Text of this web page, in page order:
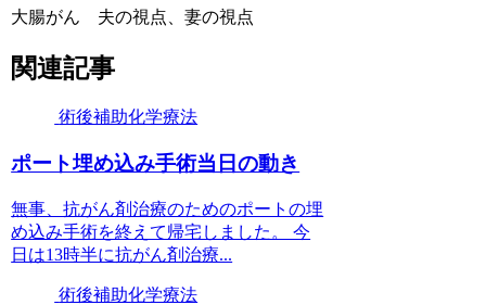
大腸がん 夫の視点、妻の視点
関連記事
術後補助化学療法
ポート埋め込み手術当日の動き
無事、抗がん剤治療のためのポートの埋
め込み手術を終えて帰宅しました。 今
日は13時半に抗がん剤治療...
術後補助化学療法